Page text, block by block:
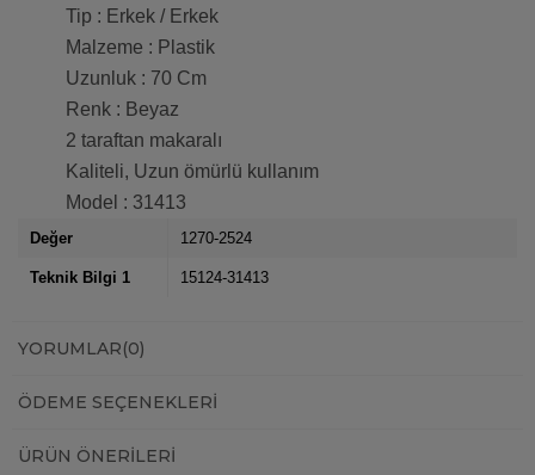
Tip : Erkek / Erkek
Malzeme : Plastik
Uzunluk : 70 Cm
Renk : Beyaz
2 taraftan makaralı
Kaliteli, Uzun ömürlü kullanım
Model : 31413
Değer 1270-2524
Teknik Bilgi 1 15124-31413
YORUMLAR(0)
ÖDEME SEÇENEKLERI
ÜRÜN ÖNERILERI